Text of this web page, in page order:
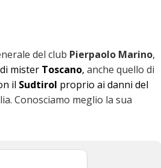
del club Pierpaolo Marino,
mister Toscano, anche quello di
il Sudtirol proprio ai danni del
Conosciamo meglio la sua